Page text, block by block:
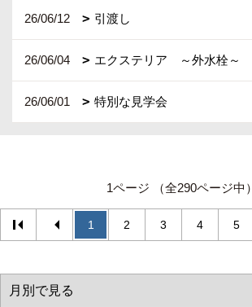
26/06/12 引渡し
26/06/04 エクステリア ～外水栓～
26/06/01 特別な見学会
1ページ （全290ページ中）
1 2 3 4 5